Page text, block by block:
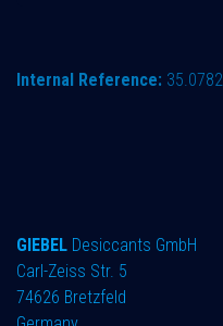
Internal Reference:
GIEBEL Desiccants GmbH
Carl-Zeiss Str. 5
74626 Bretzfeld